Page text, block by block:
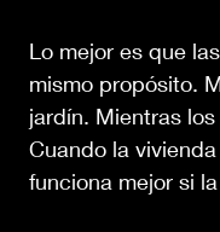
Lo mejor es que
mismo propósito.
jardín. Mientras
Cuando la
funciona mejor si